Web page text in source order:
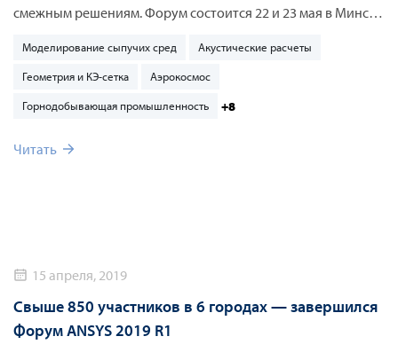
смежным решениям. Форум состоится 22 и 23 мая в Минске
Национальной академии наук Беларуси по адресу ул.
Академическая, 12. К участию приглашаются инженеры и
руководители инженерных отделов компаний, научные
исследовательских организаций, вузов. Участие в Форуме
Моделирование сыпучих сред Акустические расчеты
Геометрия и КЭ-сетка Аэрокосмос
Горнодобывающая промышленность +8
Читать
15 апреля, 2019
Свыше 850 участников в 6 городах — завершился
Форум ANSYS 2019 R1